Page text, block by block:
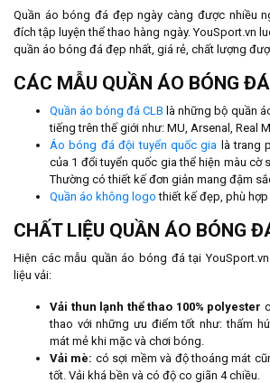
Quần áo bóng đá đẹp ngày càng được nhiều
đích tập luyện thể thao hàng ngày. YouSport.vn
quần áo bóng đá đẹp nhất, giá rẻ, chất lượng
CÁC MẪU QUẦN ÁO BÓNG
Quần áo bóng đá CLB là những bộ quần
tiếng trên thế giới như: MU, Arsenal, Real
Áo bóng đá đội tuyển quốc gia là trang
của 1 đổi tuyển quốc gia thể hiện màu cờ
Thường có thiết kế đơn giản mang đậm
Quần áo không logo thiết kế đẹp, phù hợp
CHẤT LIỆU QUẦN ÁO BÓNG
Hiện các mẫu quần áo bóng đá tại
liệu vải:
Vải thun lạnh thể thao 100% polyester
thao với những ưu điểm tốt như: thấm
mát mẻ khi mặc và chơi bóng.
Vải mè: có sợi mềm và độ thoáng mát
tốt. Vải khá bền và có độ co giãn 4 chiều.